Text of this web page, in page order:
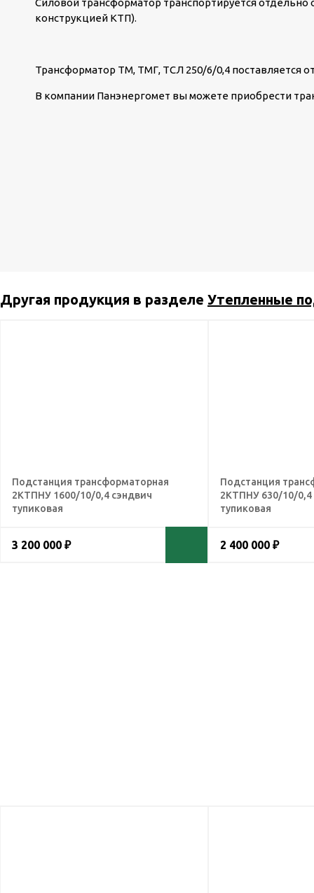
Силовой трансформатор транспортируется
конструкцией КТП).
Трансформатор ТМ, ТМГ, ТСЛ 250/6/0,4 поставляется
В компании Панэнергомет вы можете приобрести
Другая продукция в разделе Утепленные
Подстанция трансформаторная
2КТПНУ 1600/10/0,4 сэндвич
тупиковая
3 200 000 ₽
Подстанция
2КТПНУ 630/10/0,4
тупиковая
2 400 000 ₽